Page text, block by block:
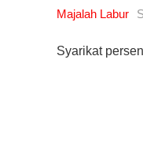
Majalah Labur
Syarikat